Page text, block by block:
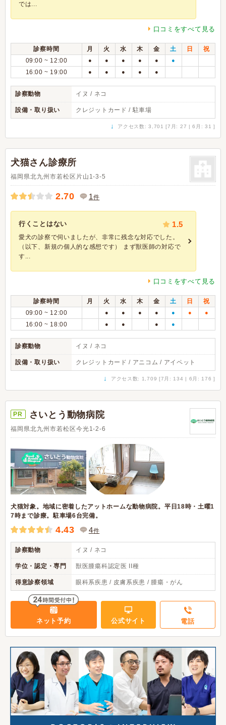
では...
口コミをすべて見る
診察時間 月 火 水 木 金 土 日
祝
09:00 ~ 12:00
● ● ● ● ● ●
16:00 ~ 19:00 ● ● ● ● ●
診察動物 イヌ / ネコ
設備・取り扱い クレジットカード / 駐車場
↓ アクセス数: 3,701 [7月: 27 | 6月: 31 ]
犬猫さん診療所
福岡県北九州市若松区片山1-3-5
2.70 1件
行くことはない 1.5
愛犬の診察で伺いましたが、非常に残念な対応でした。
（以下、新規の個人的な感想です） まず獣医師の対応で
す...
口コミをすべて見る
診察時間 月 火 水 木 金 土 日
祝
09:00 ~ 12:00
● ● ● ● ● ● ●
16:00 ~ 18:00 ● ● ● ●
診察動物 イヌ / ネコ
設備・取り扱い クレジットカード / アニコム / アイペット
↓ アクセス数: 1,709 [7月: 134 | 6月: 176 ]
PR さいとう動物病院
福岡県北九州市若松区今光1-2-6
犬猫対象。地域に密着したアットホームな動物病院。平日18時・土曜1
7時まで診療。駐車場6台完備。
4.43 4件
診察動物 イヌ / ネコ
学位・認定・専門 獣医腫瘍科認定医 II種
得意診察領域 眼科系疾患 / 皮膚系疾患 / 腫瘍・がん
ネット予約 公式サイト 電話